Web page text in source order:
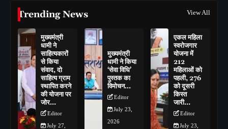
Trending News View All
मुख्यमंत्री
धामी ने
साहित्यकारों
से किया
संवाद, दो
साहित्य ग्राम
स्थापित करने
की योजना पर
जोर…
Editor
July 27,
मुख्यमंत्री
धामी ने किया
‘सेवा विधि’
पुस्तक का
विमोचन…
Editor
July 23,
2026
एकल महिला
स्वरोजगार
योजना में
212
महिलाओं को
पहली, 276
को दूसरी
किस्त
जारी…
Editor
July 23,